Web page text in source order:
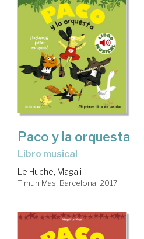
Paco y la orquesta
Libro musical
Le Huche, Magali
Timun Mas. Barcelona, 2017